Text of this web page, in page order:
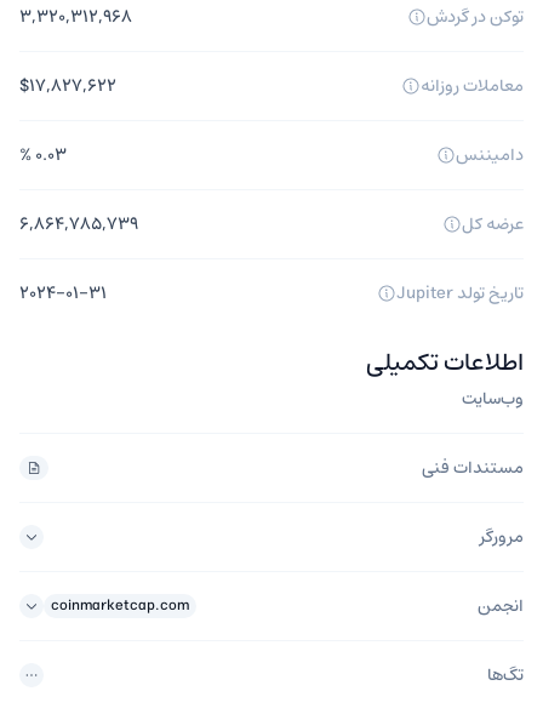
توکن در گردش ۳,۳۲۰,۳۱۲,۹۶۸
معاملات روزانه $۱۷,۸۲۷,۶۲۲
دامیننس ۰.۰۳ %
عرضه کل ۶,۸۶۴,۷۸۵,۷۳۹
تاریخ تولد Jupiter ۲۰۲۴-۰۱-۳۱
اطلاعاتتکمیلی
وب‌سایت
مستندات فنی
مرورگر
انجمن coinmarketcap.com
تگ‌ها